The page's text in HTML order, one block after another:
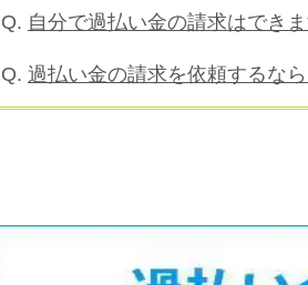
Q. 自分で過払い金の請求はできま
Q. 過払い金の請求を依頼するな